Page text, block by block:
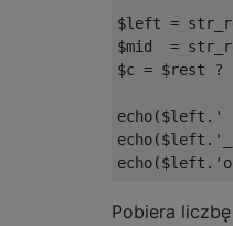
$left =
$mid  =
$c = $rest
echo($left.'
Pobiera